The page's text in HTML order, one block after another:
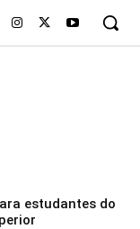
estudantes do